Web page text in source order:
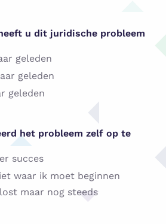
u dit juridische probleem
geleden
geleden
geleden
het probleem zelf op te
succes
waar ik moet beginnen
maar nog steeds